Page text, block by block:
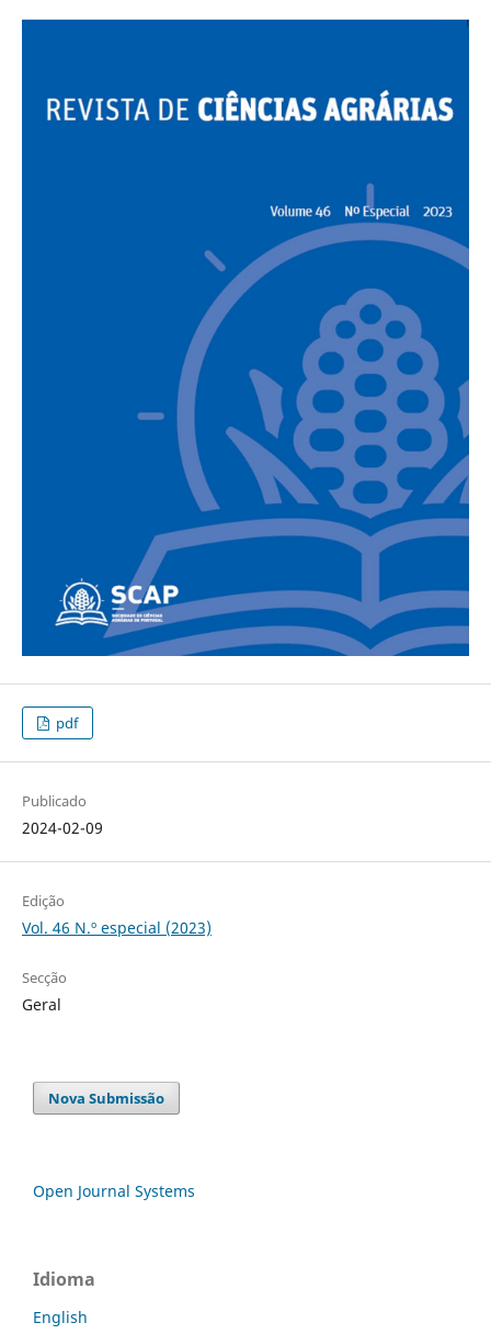
pdf
Publicado
2024-02-09
Edição
Vol. 46 N.º especial (2023)
Secção
Geral
Nova Submissão
Open Journal Systems
Idioma
English